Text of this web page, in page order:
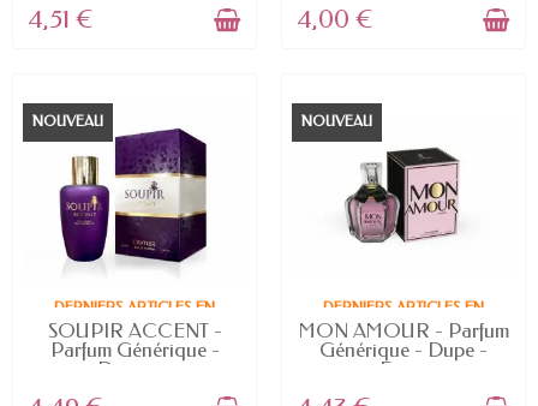
4,51 € 4,00 €
NOUVEAU
DERNIERS ARTICLES EN
STOCK
SOUPIR ACCENT -
Parfum Générique -
Dupe -...
NOUVEAU
DERNIERS ARTICLES EN
STOCK
MON AMOUR - Parfum
Générique - Dupe -
Eau...